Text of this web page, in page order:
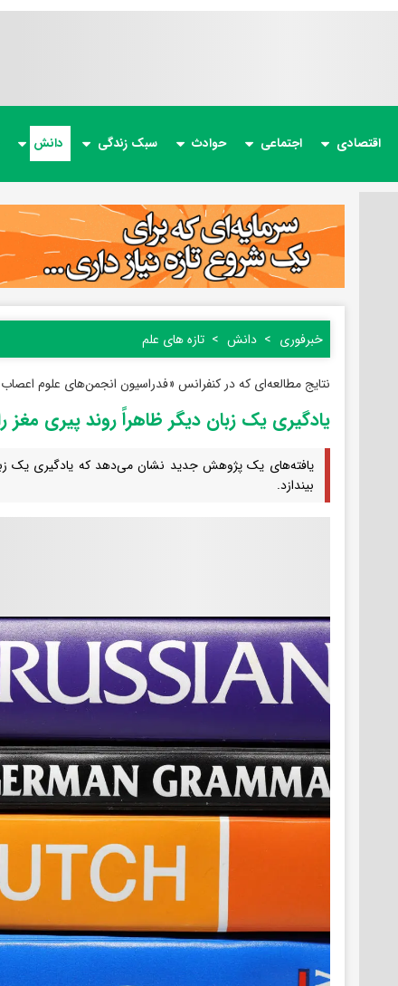
اقتصادی اجتماعی حوادث سبک زندگی دانش
خبرفوری دانش تازه های علم
نتایج مطالعه‌ای که در کنفرانس «فدراسیون انجمن‌های علوم
یادگیری یک زبان دیگر ظاهراً روند پیری مغز
بیندازد.